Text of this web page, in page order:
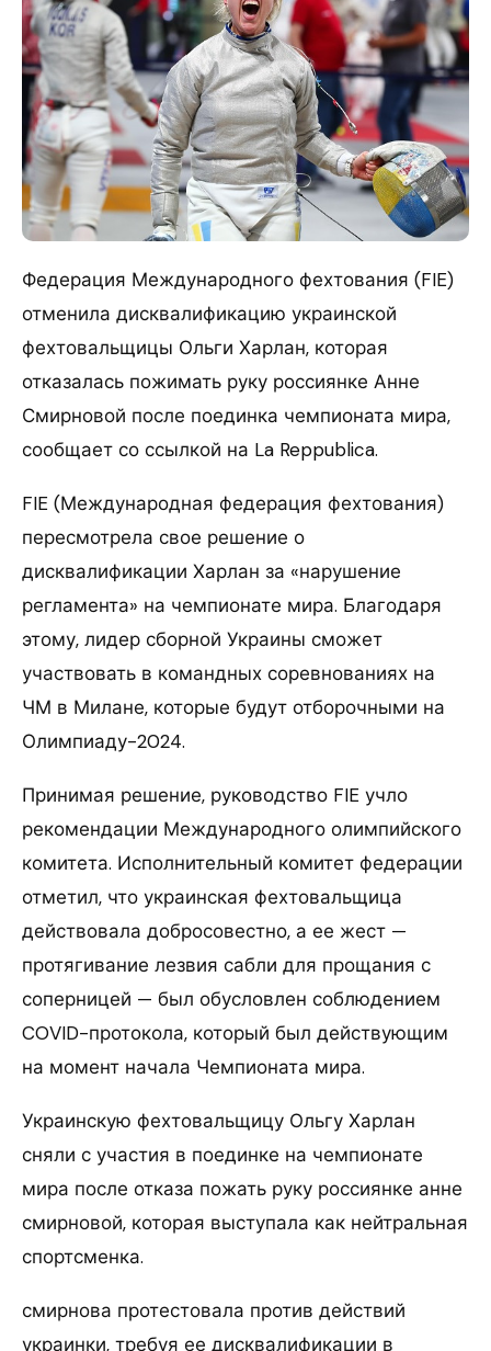
Федерация Международного фехтования (FIE)
отменила дисквалификацию украинской
фехтовальщицы Ольги Харлан, которая
отказалась пожимать руку россиянке Анне
Смирновой после поединка чемпионата мира,
сообщает со ссылкой на La Reppublica.
FIE (Международная федерация фехтования)
пересмотрела свое решение о
дисквалификации Харлан за «нарушение
регламента» на чемпионате мира. Благодаря
этому, лидер сборной Украины сможет
участвовать в командных соревнованиях на
ЧМ в Милане, которые будут отборочными на
Олимпиаду-2024.
Принимая решение, руководство FIE учло
рекомендации Международного олимпийского
комитета. Исполнительный комитет федерации
отметил, что украинская фехтовальщица
действовала добросовестно, а ее жест —
протягивание лезвия сабли для прощания с
соперницей — был обусловлен соблюдением
COVID-протокола, который был действующим
на момент начала Чемпионата мира.
Украинскую фехтовальщицу Ольгу Харлан
сняли с участия в поединке на чемпионате
мира после отказа пожать руку россиянке анне
смирновой, которая выступала как нейтральная
спортсменка.
смирнова протестовала против действий
украинки, требуя ее дисквалификации в